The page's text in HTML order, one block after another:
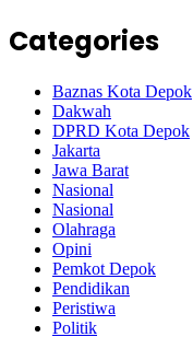
Categories
Baznas Kota Depok
Dakwah
DPRD Kota Depok
Jakarta
Jawa Barat
Nasional
Nasional
Olahraga
Opini
Pemkot Depok
Pendidikan
Peristiwa
Politik